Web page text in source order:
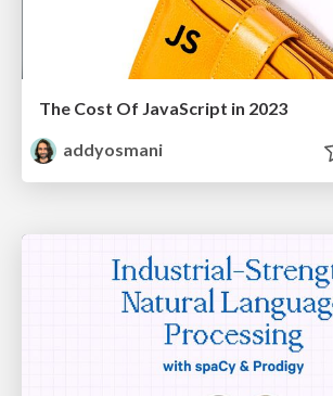
The Cost Of JavaScript in 2023
addyosmani